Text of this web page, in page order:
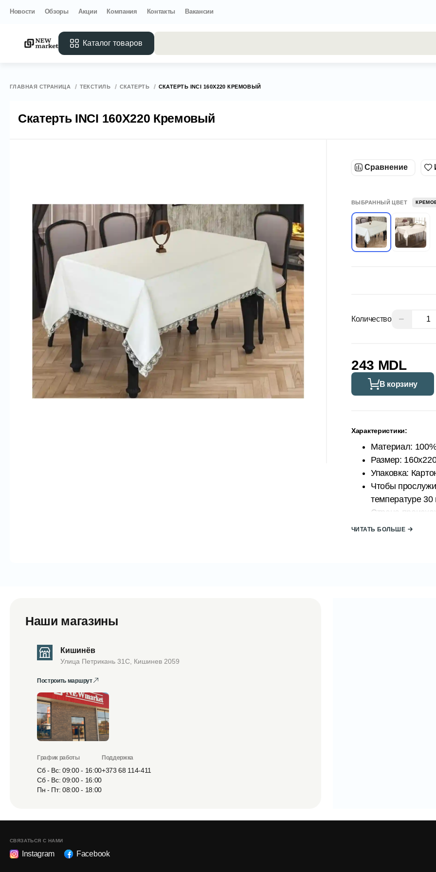
Новости Обзоры Акции Компания Контакты Вакансии
Каталог товаров
ГЛАВНАЯ СТРАНИЦА ТЕКСТИЛЬ СКАТЕРТЬ СКАТЕРТЬ INCI 160Х220 КРЕМОВЫЙ
Скатерть INCI 160Х220 Кремовый
Сравнение
ВЫБРАННЫЙ ЦВЕТ
Количество −
243 MDL
В корзину
Характеристики:
Материал:
Размер:
Упаковка:
Чтобы
температуре 30
Страна
Бренд: АТАК
ЧИТАТЬ БОЛЬШЕ
Наши магазины
Кишинёв
Улица Петрикань 31С, Кишинев 2059
Построить маршрут
График работы
Сб - Вс: 09:00 - 16:00
Сб - Вс: 09:00 - 16:00
Пн - Пт: 08:00 - 18:00
Поддержка
+373 68 114-411
СВЯЗАТЬСЯ С НАМИ
Instagram Facebook